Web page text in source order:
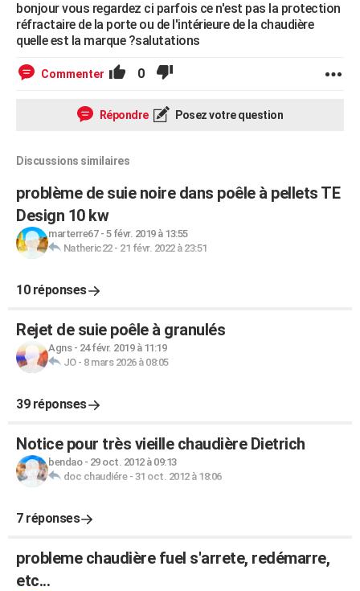
bonjour vous regardez ci parfois ce n'est pas la protection
réfractaire de la porte ou de l'intérieure de la chaudière
quelle est la marque ?salutations
Commenter 0
Répondre Posez votre question
Discussions similaires
problème de suie noire dans poêle à pellets TE
Design 10 kw
marterre67- 5 févr. 2019 à 13:55
Natheric22- 21 févr. 2022 à 23:51
10 réponses
Rejet de suie poêle à granulés
Agns- 24 févr. 2019 à 11:19
JO- 8 mars 2026 à 08:05
39 réponses
Notice pour très vieille chaudière Dietrich
bendao- 29 oct. 2012 à 09:13
doc chaudiére- 31 oct. 2012 à 18:06
7 réponses
probleme chaudière fuel s'arrete, redémarre,
etc...